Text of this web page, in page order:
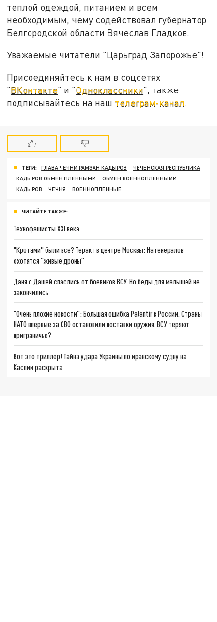
теплой одеждой, питанием и всем
необходимым, чему содействовал губернатор
Белгородской области Вячеслав Гладков.
Уважаемые читатели "Царьград Запорожье"!
Присоединяйтесь к нам в соцсетях
"ВКонтакте" и "Одноклассники", также
подписывайтесь на наш телеграм-канал.
ТЕГИ: ГЛАВА ЧЕЧНИ РАМЗАН КАДЫРОВ
ЧЕЧЕНСКАЯ РЕСПУБЛИКА
КАДЫРОВ ОБМЕН ПЛЕННЫМИ
ОБМЕН ВОЕННОПЛЕННЫМИ
КАДЫРОВ
ЧЕЧНЯ ВОЕННОПЛЕННЫЕ
ЧИТАЙТЕ ТАКЖЕ:
Технофашисты XXI века
"Кротами" были все? Теракт в центре Москвы: На генералов
охотятся "живые дроны"
Даня с Дашей спаслись от боевиков ВСУ. Но беды для малышей не
закончились
"Очень плохие новости": Большая ошибка Palantir в России. Страны
НАТО впервые за СВО остановили поставки оружия. ВСУ теряют
приграничье?
Вот это триллер! Тайна удара Украины по иранскому судну на
Каспии раскрыта